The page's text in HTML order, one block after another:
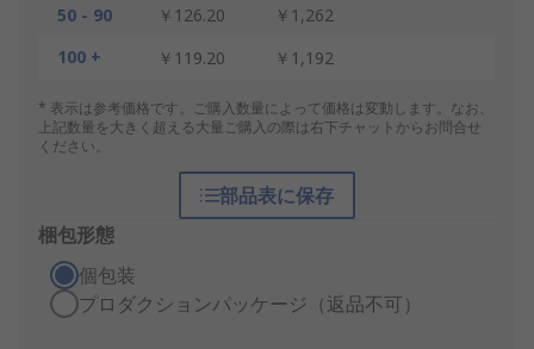
50 - 90
￥126.20
￥1,262
100 +
￥119.20 ￥1,192
* 表示は参考価格です。ご購入数量によって価格は変動します。なお、
上記数量を大きく超える大量ご購入の際は右下チャットからお問合せ
ください。
部品表に保存
梱包形態
個包装
プロダクションパッケージ（返品不可）